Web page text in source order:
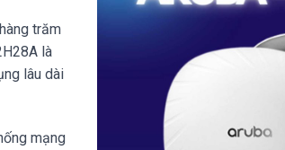
trăm
là
lâu dài
mạng